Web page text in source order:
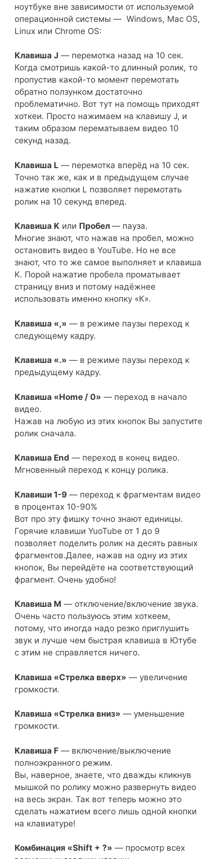
ноутбуке вне зависимости от используемой
операционной системы — Windows, Mac OS,
Linux или Chrome OS:
Клавиша J — перемотка назад на 10 сек.
Когда смотришь какой-то длинный ролик, то
пропустив какой-то момент перемотать
обратно ползунком достаточно
проблематично. Вот тут на помощь приходят
хоткеи. Просто нажимаем на клавишу J, и
таким образом перематываем видео 10
секунд назад.
Клавиша L — перемотка вперёд на 10 сек.
Точно так же, как и в предыдущем случае
нажатие кнопки L позволяет перемотать
ролик на 10 секунд вперед.
Клавиша K или Пробел — пауза.
Многие знают, что нажав на пробел, можно
остановить видео в YouTube. Но не все
знают, что то же самое выполняет и клавиша
K. Порой нажатие пробела проматывает
страницу вниз и потому надёжнее
использовать именно кнопку «К».
Клавиша «,» — в режиме паузы переход к
следующему кадру.
Клавиша «.» — в режиме паузы переход к
предыдущему кадру.
Клавиша «Home / 0» — переход в начало
видео.
Нажав на любую из этих кнопок Вы запустите
ролик сначала.
Клавиша End — переход в конец видео.
Мгновенный переход к концу ролика.
Клавиши 1-9 — переход к фрагментам видео
в процентах 10-90%
Вот про эту фишку точно знают единицы.
Горячие клавиши YuoTube от 1 до 9
позволяет поделить ролик на десять равных
фрагментов.Далее, нажав на одну из этих
кнопок, Вы перейдёте на соответствующий
фрагмент. Очень удобно!
Клавиша M — отключение/включение звука.
Очень часто пользуюсь этим хоткеем,
потому, что иногда надо резко приглушить
звук и лучше чем быстрая клавиша в Ютубе
с этим не справляется ничего.
Клавиша «Стрелка вверх» — увеличение
громкости.
Клавиша «Стрелка вниз» — уменьшение
громкости.
Клавиша F — включение/выключение
полноэкранного режим.
Вы, наверное, знаете, что дважды кликнув
мышкой по ролику можно развернуть видео
на весь экран. Так вот теперь можно это
сделать нажатием всего лишь одной кнопки
на клавиатуре!
Комбинация «Shift + ?» — просмотр всех